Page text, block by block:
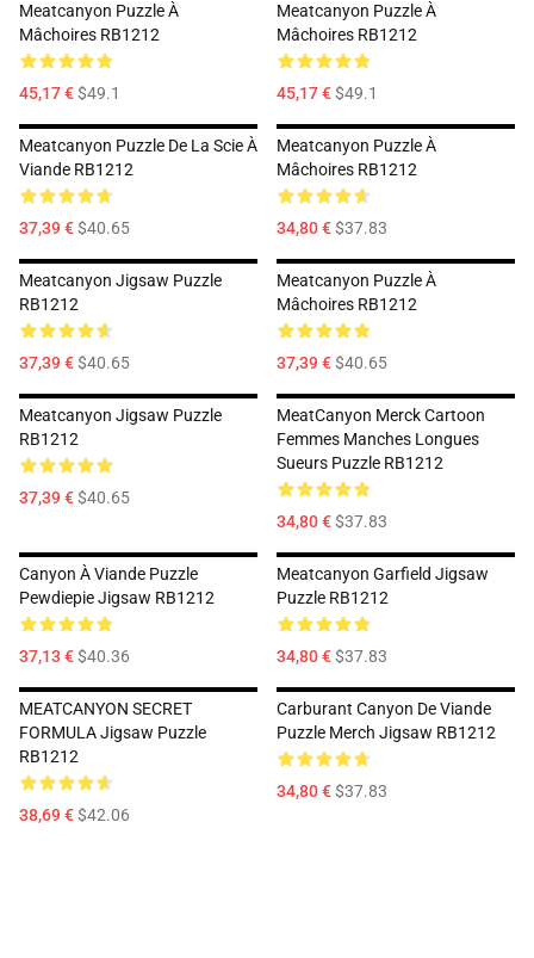
Meatcanyon Puzzle À
Mâchoires RB1212
45,17 €$49.1
Meatcanyon Puzzle À
Mâchoires RB1212
45,17 €$49.1
Meatcanyon Puzzle De La Scie À
Viande RB1212
37,39 €$40.65
Meatcanyon Puzzle À
Mâchoires RB1212
34,80 €$37.83
Meatcanyon Jigsaw Puzzle
RB1212
37,39 €$40.65
Meatcanyon Puzzle À
Mâchoires RB1212
37,39 €$40.65
Meatcanyon Jigsaw Puzzle
RB1212
37,39 €$40.65
MeatCanyon Merck Cartoon
Femmes Manches Longues
Sueurs Puzzle RB1212
34,80 €$37.83
Canyon À Viande Puzzle
Pewdiepie Jigsaw RB1212
37,13 €$40.36
Meatcanyon Garfield Jigsaw
Puzzle RB1212
34,80 €$37.83
MEATCANYON SECRET
FORMULA Jigsaw Puzzle
RB1212
38,69 €$42.06
Carburant Canyon De Viande
Puzzle Merch Jigsaw RB1212
34,80 €$37.83